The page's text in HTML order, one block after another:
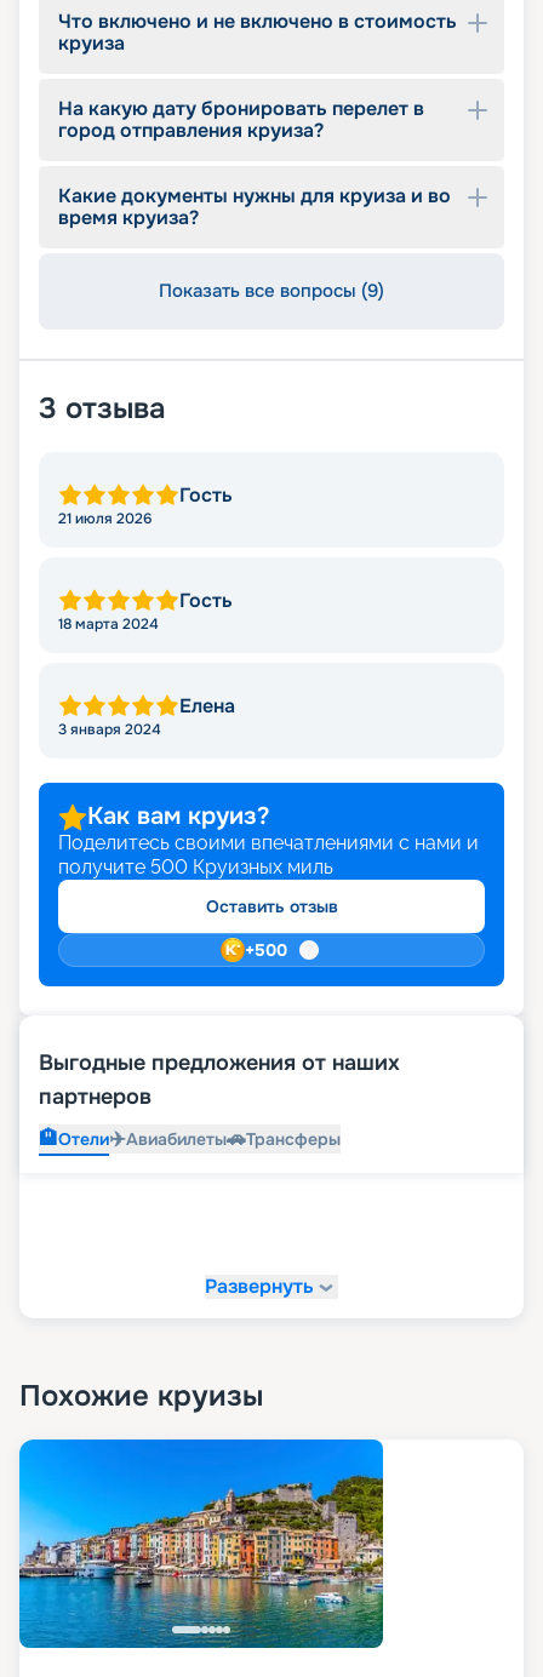
Что включено и не включено в стоимость
круиза
На какую дату бронировать перелет в
город отправления круиза?
Какие документы нужны для круиза и во
время круиза?
Показать все вопросы (9)
3 отзыва
Гость
21 июля 2026
Гость
18 марта 2024
Елена
3 января 2024
Как вам круиз?
Поделитесь своими впечатлениями с нами и
получите 500 Круизных миль
Оставить отзыв
+500
Выгодные предложения от наших
партнеров
🏨Отели✈️Авиабилеты🚗Трансферы
Развернуть
Похожие круизы